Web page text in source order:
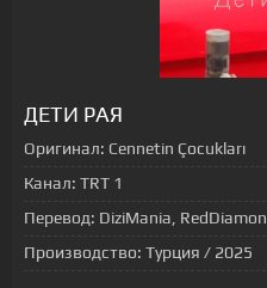
ДЕТИ РАЯ
Оригинал: Cennetin Çocukları
Канал: TRT 1
Перевод: DiziMania,
Производство: Турция / 2025